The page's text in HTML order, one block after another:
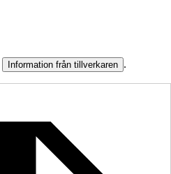
Information från tillverkaren .